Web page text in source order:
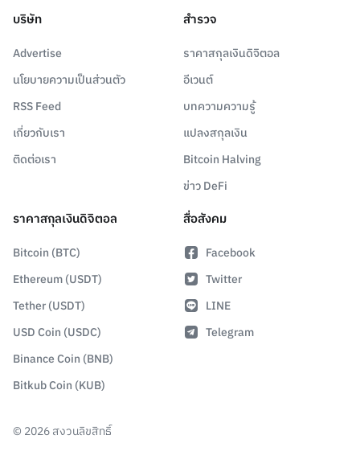
บริษัท
Advertise
นโยบายความเป็นส่วนตัว
RSS Feed
เกี่ยวกับเรา
ติดต่อเรา
สำรวจ
ราคาสกุลเงินดิจิตอล
อีเวนต์
บทความความรู้
แปลงสกุลเงิน
Bitcoin Halving
ข่าว DeFi
ราคาสกุลเงินดิจิตอล
Bitcoin (BTC)
Ethereum (USDT)
Tether (USDT)
USD Coin (USDC)
Binance Coin (BNB)
Bitkub Coin (KUB)
สื่อสังคม
Facebook
Twitter
LINE
Telegram
© 2026สงวนลิขสิทธิ์